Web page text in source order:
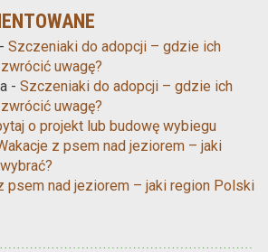
- Szczeniaki do adopcji – gdzie ich
uwagę?
- Szczeniaki do adopcji – gdzie ich
uwagę?
o projekt lub budowę wybiegu
z psem nad jeziorem – jaki
psem nad jeziorem – jaki region Polski